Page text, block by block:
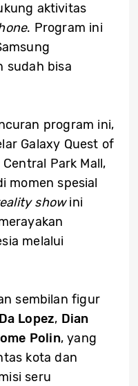
aktivitas
. Program ini
sudah bisa
program ini,
Galaxy Quest of
Park Mall,
momen spesial
showini
melalui
sembilan figur
Lopez, Dian
Polin, yang
kota dan
seru